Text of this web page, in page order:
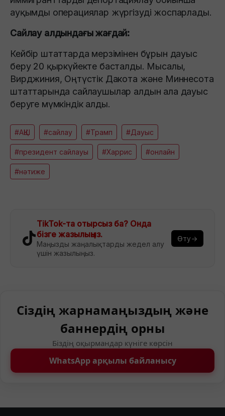
ауқымды операциялар жүргізуді жоспарлады.
Сайлау алдындағы жағдай:
Кейбір штаттарда мерзімінен бұрын дауыс
беру 20 қыркүйекте басталды. Мысалы,
Вирджиния, Оңтүстік Дакота және Миннесота
штаттарында сайлаушылар алдын ала дауыс
беруге мүмкіндік алды.
#АҚШ #сайлау #Трамп #Дауыс
#президент сайлауы #Харрис #онлайн
#нәтиже
TikTok-та отырсыз ба? Онда
бізге жазылыңыз.
Маңызды жаңалықтарды жедел алу
үшін жазылыңыз.
Өту→
Сіздің жарнамаңыздың және
баннердің орны
Біздің оқырмандар күніге көрсін
WhatsApp арқылы байланысу